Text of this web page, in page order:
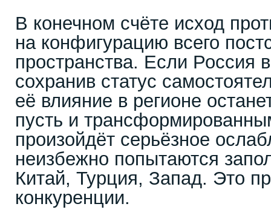
В конечном счёте исход
на конфигурацию всего
пространства. Если Россия
сохранив статус
её влияние в регионе
пусть и
произойдёт серьёзное
неизбежно попытаются
Китай, Турция, Запад. Это
конкуренции.